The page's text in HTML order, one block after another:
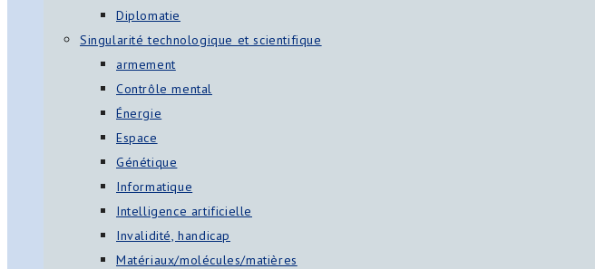
Diplomatie
Singularité technologique et scientifique
armement
Contrôle mental
Énergie
Espace
Génétique
Informatique
Intelligence artificielle
Invalidité, handicap
Matériaux/molécules/matières